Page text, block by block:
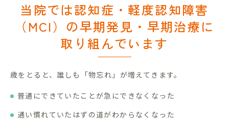
当院では認知症・軽度認知障害
（MCI）の早期発見・早期治療に
取り組んでいます
歳をとると、誰しも「物忘れ」が増えてきます。
普通にできていたことが急にできなくなった
通い慣れていたはずの道がわからなくなった